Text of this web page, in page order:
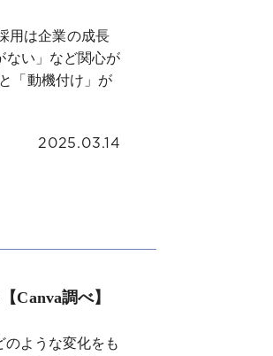
用は企業の成長
ない」など関心が
「動機付け」が
2025.03.14
Canva調べ】
のような変化をも